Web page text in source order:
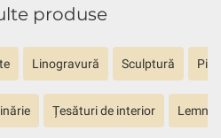
produse
Linogravură Sculptură
Țesături de interior Lemn